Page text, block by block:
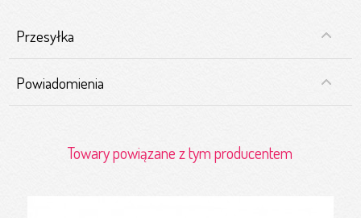
Przesyłka
Powiadomienia
Towary powiązane z tym producentem